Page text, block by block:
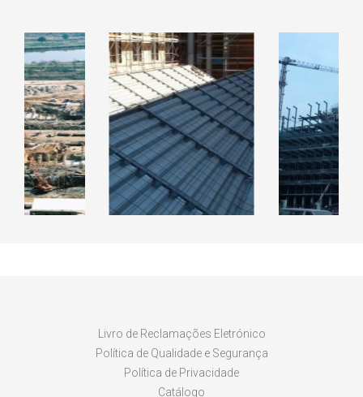
EDIFICIO DO ISCAP
CICLO
DE
Livro de Reclamações Eletrónico
Política de Qualidade e Segurança
Política de Privacidade
Catálogo